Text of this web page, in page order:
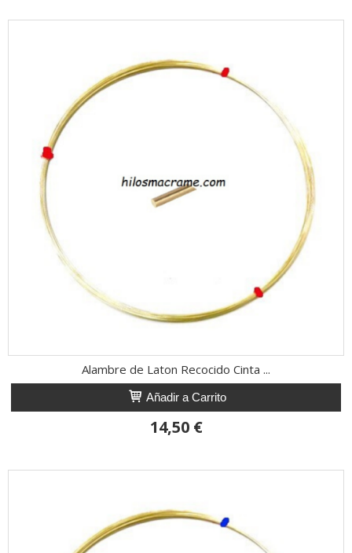
Alambre de Laton Recocido Cinta ...
Añadir a Carrito
14,50 €